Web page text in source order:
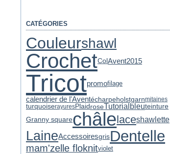
CATÉGORIES
Couleurshawl
CrochetCol Avent2015
Tricotpromofilage
calendrier de l'Aventécharpeholstgarnmitaines
turquoiserayuresPlaid roseTutorial bleuteinture
Granny squarechâlelaceshawlette
LaineAccessoiresgrisDentelle
mam'zelle floknitviolet